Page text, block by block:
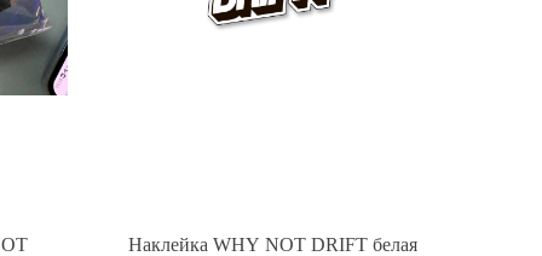
Наклейка WHY NOT DRIFT белая